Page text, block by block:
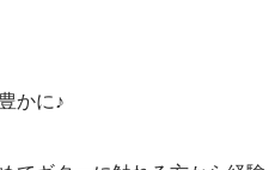
かに♪